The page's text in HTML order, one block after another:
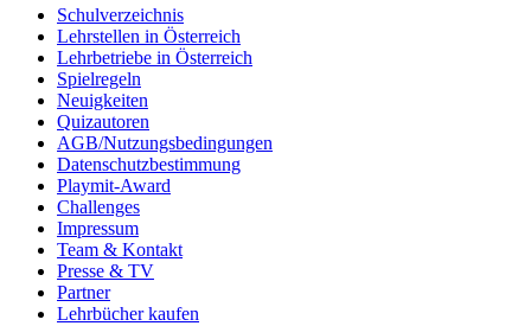
Schulverzeichnis
Lehrstellen in Österreich
Lehrbetriebe in Österreich
Spielregeln
Neuigkeiten
Quizautoren
AGB/Nutzungsbedingungen
Datenschutzbestimmung
Playmit-Award
Challenges
Impressum
Team & Kontakt
Presse & TV
Partner
Lehrbücher kaufen